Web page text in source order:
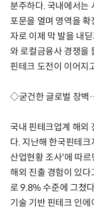
분주하다. 국내에서는
포문을 열며 영역을
자로 이제 막 발을 내
와 로컬금융사 경쟁을
핀테크 도전이 이어지
◇굳건한 글로벌 장벽
국내 핀테크업계 해외
다. 지난해 한국핀테
산업현황 조사'에 따
해외 진출 경험이 있
로 9.8% 수준에 그쳤
기술 기반 핀테크 인